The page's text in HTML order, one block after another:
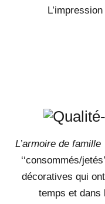
L’armoire de famille
‘‘consommés/
décoratives qui
temps et dans